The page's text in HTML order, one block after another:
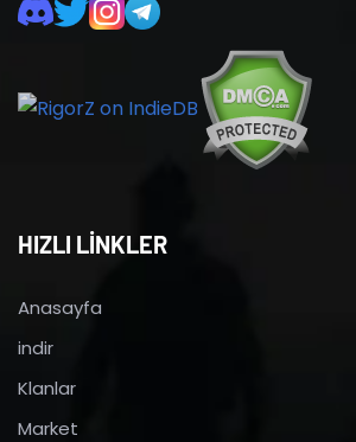
HIZLI LİNKLER
Anasayfa
indir
Klanlar
Market